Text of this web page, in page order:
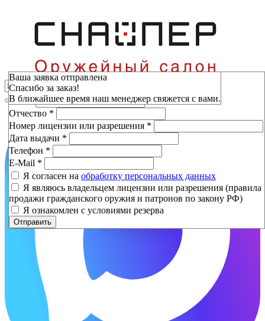
Зарезервировать
Фамилия*
Имя*
Отчество *
Номер лицензии или разрешения *
Дата выдачи *
Телефон *
E-Mail *
Я согласен на обработку персональных данных
Я являюсь владельцем лицензии или разрешения (правила
продажи гражданского оружия и патронов по закону РФ)
Я ознакомлен с условиями резерва
Отправить
Ваша заявка отправлена
Спасибо за заказ!
В ближайшее время наш менеджер свяжется с вами.